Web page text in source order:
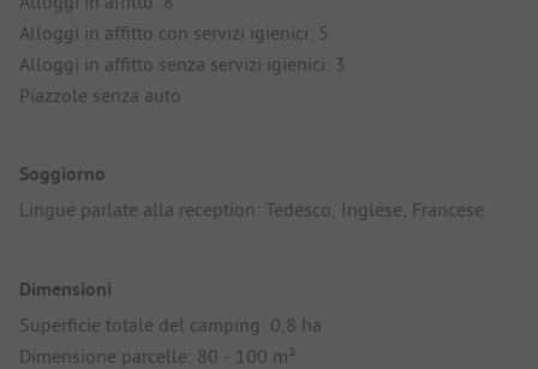
Alloggi in affitto con servizi igienici: 5
Alloggi in affitto senza servizi igienici: 3
Piazzole senza auto
Soggiorno
Lingue parlate alla reception: Tedesco, Inglese, Francese
Dimensioni
Superficie totale del camping: 0,8 ha
Dimensione parcelle: 80 - 100 m²